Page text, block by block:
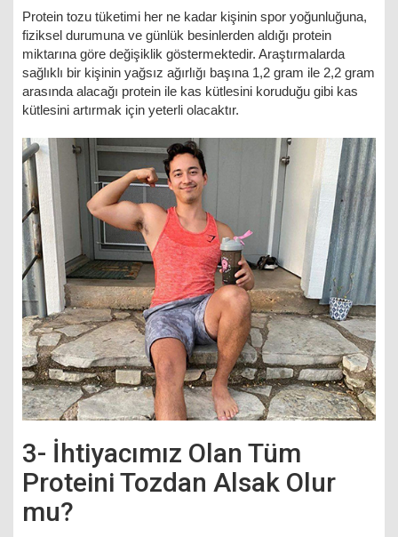
Protein tozu tüketimi her ne kadar kişinin spor yoğunluğuna,
fiziksel durumuna ve günlük besinlerden aldığı protein
miktarına göre değişiklik göstermektedir. Araştırmalarda
sağlıklı bir kişinin yağsız ağırlığı başına 1,2 gram ile 2,2 gram
arasında alacağı protein ile kas kütlesini koruduğu gibi kas
kütlesini artırmak için yeterli olacaktır.
3- İhtiyacımız Olan Tüm
Proteini Tozdan Alsak Olur
mu?